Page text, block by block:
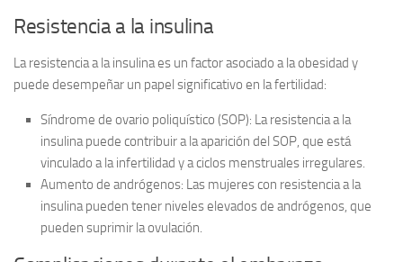
Resistencia a la insulina
La resistencia a la insulina es un factor asociado a la obesidad y
puede desempeñar un papel significativo en la fertilidad:
Síndrome de ovario poliquístico (SOP): La resistencia a la
insulina puede contribuir a la aparición del SOP, que está
vinculado a la infertilidad y a ciclos menstruales irregulares.
Aumento de andrógenos: Las mujeres con resistencia a la
insulina pueden tener niveles elevados de andrógenos, que
pueden suprimir la ovulación.